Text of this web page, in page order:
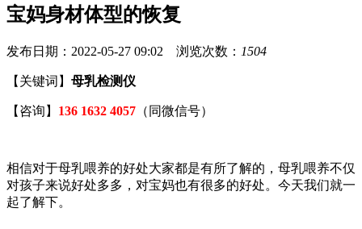
宝妈身材体型的恢复
发布日期：2022-05-27 09:02 浏览次数： 1504
【关键词】 母乳检测仪
【咨询】 136 1632 4057 （同微信号）
相信对于母乳喂养的好处大家都是有所了解的，母乳喂养不仅
对孩子来说好处多多，对宝妈也有很多的好处。今天我们就一
起了解下。